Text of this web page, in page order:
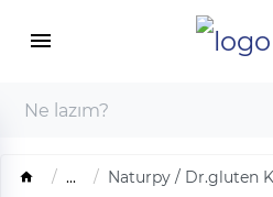
... Naturpy / Dr.gluten